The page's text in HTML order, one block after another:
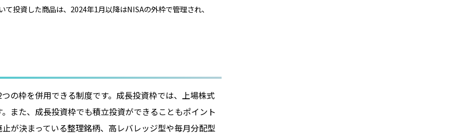
投資した商品は、2024年1月以降はNISAの外枠で管理され、
の枠を併用できる制度です。成長投資枠では、上場株式
また、成長投資枠でも積立投資ができることもポイント
が決まっている整理銘柄、高レバレッジ型や毎月分配型